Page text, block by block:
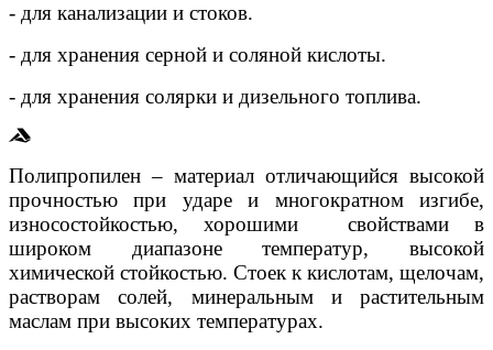
- для канализации и стоков.
- для хранения серной и соляной кислоты.
- для хранения солярки и дизельного топлива.
Полипропилен – материал отличающийся высокой
прочностью при ударе и многократном изгибе,
износостойкостью, хорошими свойствами в
широком диапазоне температур, высокой
химической стойкостью. Стоек к кислотам, щелочам,
растворам солей, минеральным и растительным
маслам при высоких температурах.